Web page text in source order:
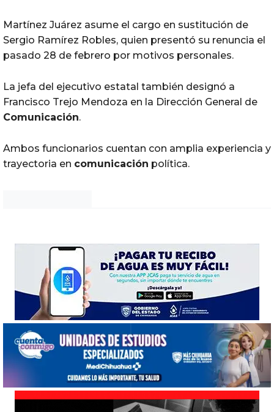
Martínez Juárez asume el cargo en sustitución de
Sergio Ramírez Robles, quien presentó su renuncia el
pasado 28 de febrero por motivos personales.
La jefa del ejecutivo estatal también designó a
Francisco Trejo Mendoza en la Dirección General de
Comunicación.
Ambos funcionarios cuentan con amplia experiencia y
trayectoria en comunicación política.